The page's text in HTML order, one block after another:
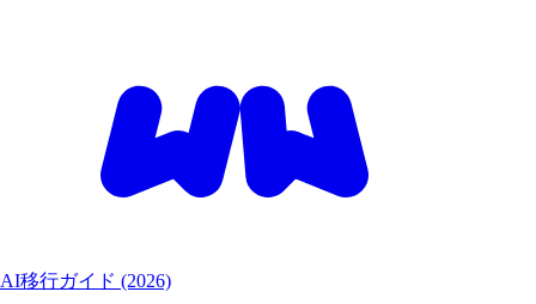
AI移行ガイド (2026)